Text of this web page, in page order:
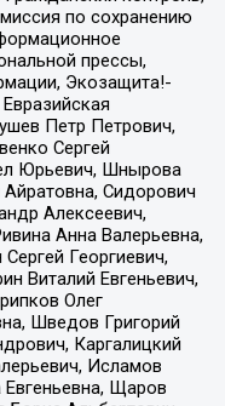
по сохранению
прессы,
Экозащита!-
Петр Петрович,
Сергей
Юрьевич, Шнырова
Сидорович
Алексеевич,
Анна Валерьевна,
Георгиевич,
Виталий Евгеньевич,
Олег
Шведов Григорий
Каргалицкий
Исламов
Щаров